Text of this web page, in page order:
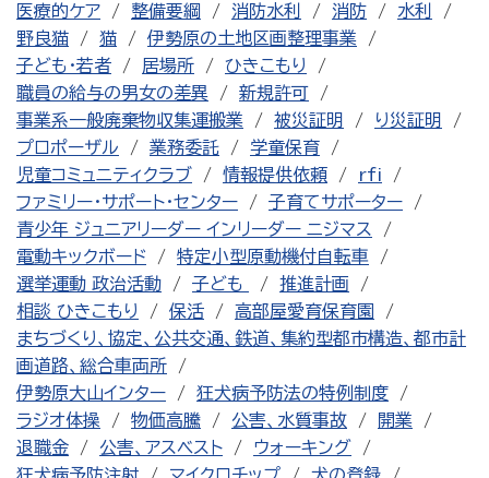
医療的ケア
整備要綱 消防水利 消防
水利
野良猫
猫
伊勢原の土地区画整理事業
子ども・若者
居場所
ひきこもり
職員の給与の男女の差異
新規許可
事業系一般廃棄物収集運搬業
被災証明
り災証明
プロポーザル
業務委託
学童保育
児童コミュニティクラブ
情報提供依頼
rfi
ファミリー・サポート・センター
子育てサポーター
青少年 ジュニアリーダー インリーダー ニジマス
電動キックボード
特定小型原動機付自転車
選挙運動 政治活動
子ども
推進計画
相談 ひきこもり
保活
高部屋愛育保育園
まちづくり、協定、公共交通、鉄道、集約型都市構造、都市計
画道路、総合車両所
伊勢原大山インター
狂犬病予防法の特例制度
ラジオ体操
物価高騰 公害、水質事故
開業
退職金
公害、アスベスト
ウォーキング